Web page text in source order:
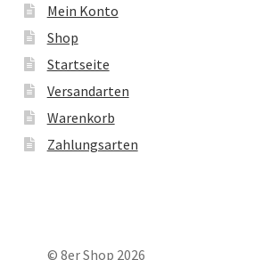
Mein Konto
Shop
Startseite
Versandarten
Warenkorb
Zahlungsarten
© 8er Shop 2026